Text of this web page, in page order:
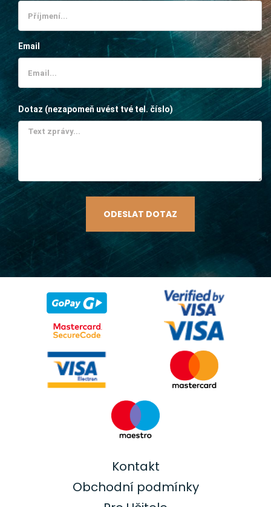
Email
Dotaz (nezapomeň uvést tvé tel. číslo)
Kontakt
Obchodní podmínky